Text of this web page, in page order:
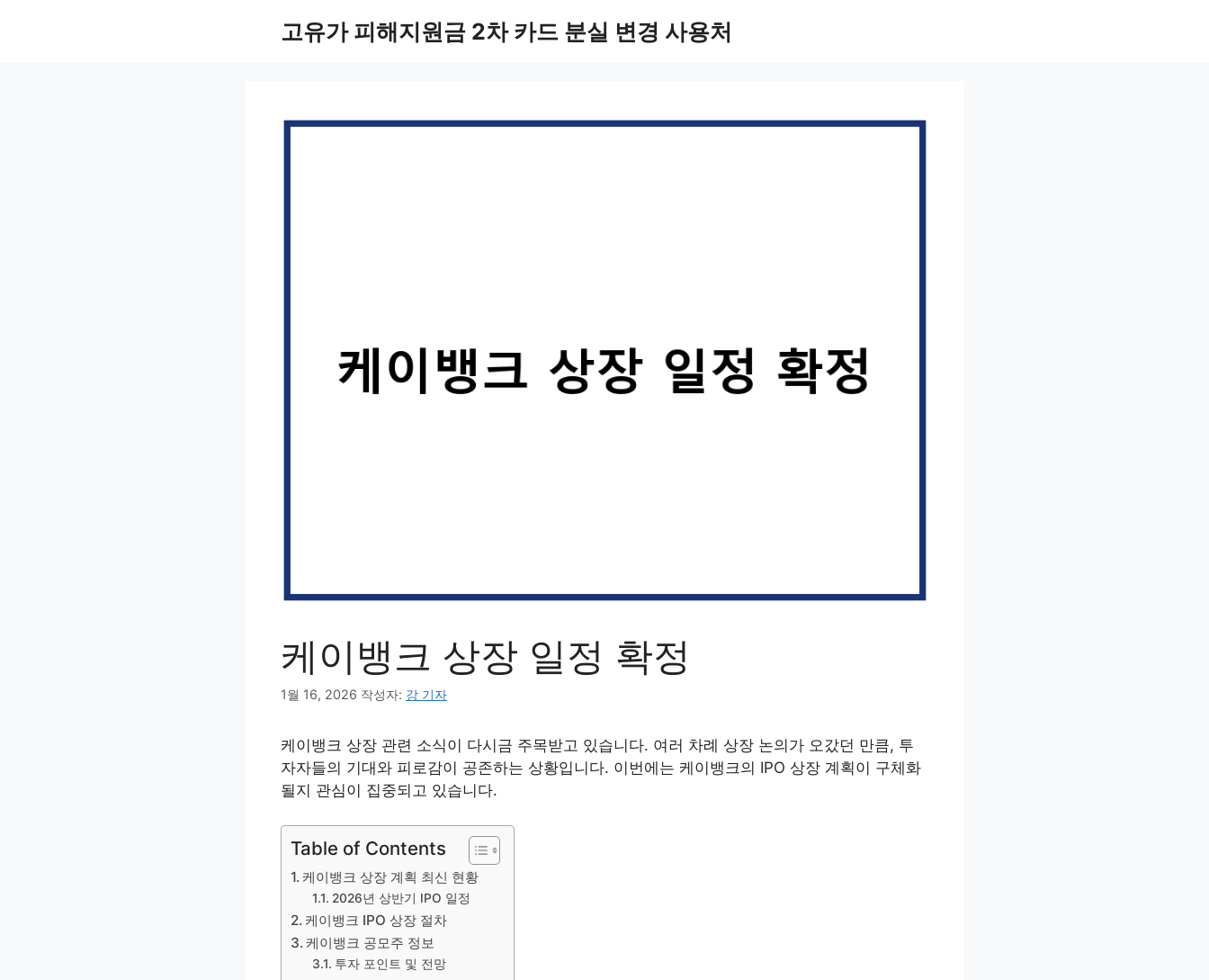
고유가 피해지원금 2차 카드 분실 변경 사용처
케이뱅크 상장 일정 확정
1월 16, 2026 작성자: 강 기자
케이뱅크 상장 관련 소식이 다시금 주목받고 있습니다. 여러 차례 상장 논의가 오갔던 만큼, 투
자자들의 기대와 피로감이 공존하는 상황입니다. 이번에는 케이뱅크의 IPO 상장 계획이 구체화
될지 관심이 집중되고 있습니다.
Table of Contents
케이뱅크 상장 계획 최신 현황
2026년 상반기 IPO 일정
케이뱅크 IPO 상장 절차
케이뱅크 공모주 정보
투자 포인트 및 전망